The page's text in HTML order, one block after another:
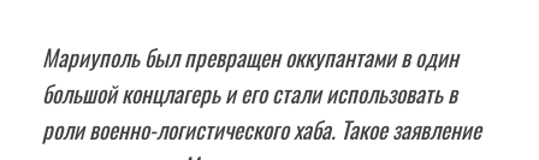
Мариуполь был превращен оккупантами в один
большой концлагерь и его стали использовать в
роли военно-логистического хаба. Такое заявление